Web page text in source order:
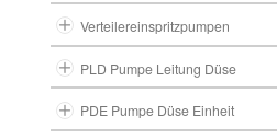
Verteilereinspritzpumpen
PLD Pumpe Leitung Düse
PDE Pumpe Düse Einheit